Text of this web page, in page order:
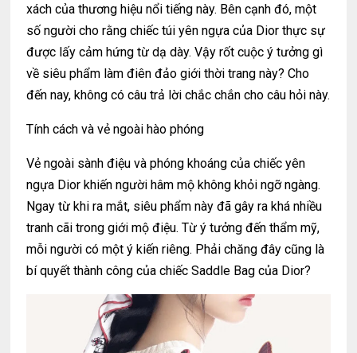
xách của thương hiệu nổi tiếng này. Bên cạnh đó, một
số người cho rằng chiếc túi yên ngựa của Dior thực sự
được lấy cảm hứng từ dạ dày. Vậy rốt cuộc ý tưởng gì
về siêu phẩm làm điên đảo giới thời trang này? Cho
đến nay, không có câu trả lời chắc chắn cho câu hỏi này.
Tính cách và vẻ ngoài hào phóng
Vẻ ngoài sành điệu và phóng khoáng của chiếc yên
ngựa Dior khiến người hâm mộ không khỏi ngỡ ngàng.
Ngay từ khi ra mắt, siêu phẩm này đã gây ra khá nhiều
tranh cãi trong giới mộ điệu. Từ ý tưởng đến thẩm mỹ,
mỗi người có một ý kiến ​​riêng. Phải chăng đây cũng là
bí quyết thành công của chiếc Saddle Bag của Dior?